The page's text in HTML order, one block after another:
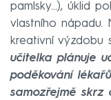
pamlsky...), úklid
vlastního nápadu.
kreativní výzdobu
učitelka plánuje
poděkování
samozřejmě skrz